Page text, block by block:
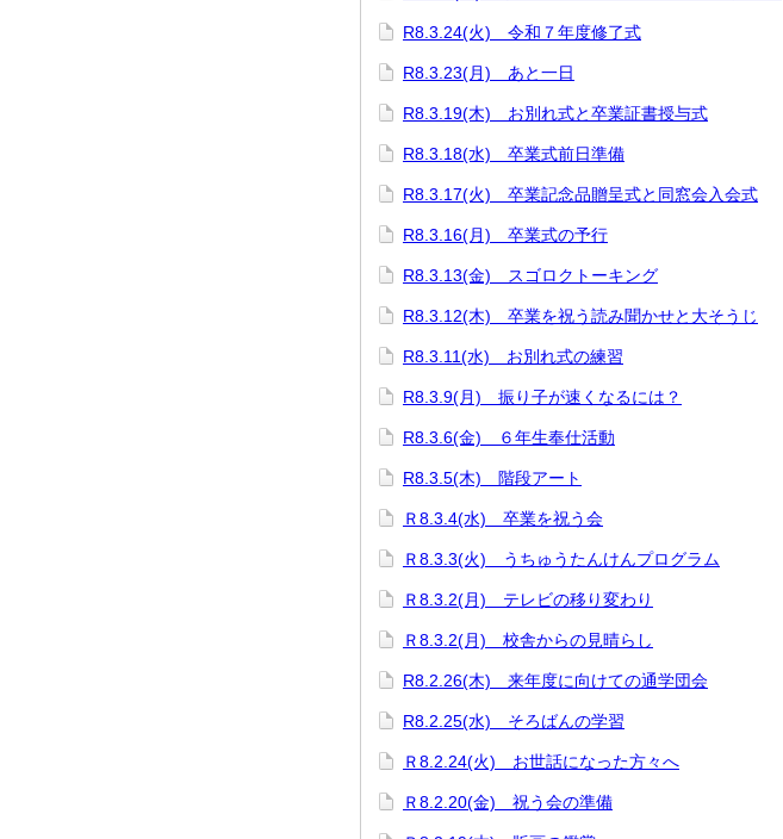
R8.3.24(火) 令和７年度修了式
R8.3.23(月) あと一日
R8.3.19(木) お別れ式と卒業証書授与式
R8.3.18(水) 卒業式前日準備
R8.3.17(火) 卒業記念品贈呈式と同窓会入会式
R8.3.16(月) 卒業式の予行
R8.3.13(金) スゴロクトーキング
R8.3.12(木) 卒業を祝う読み聞かせと大そうじ
R8.3.11(水) お別れ式の練習
R8.3.9(月) 振り子が速くなるには？
R8.3.6(金) ６年生奉仕活動
R8.3.5(木) 階段アート
Ｒ8.3.4(水) 卒業を祝う会
Ｒ8.3.3(火) うちゅうたんけんプログラム
Ｒ8.3.2(月) テレビの移り変わり
Ｒ8.3.2(月) 校舎からの見晴らし
R8.2.26(木) 来年度に向けての通学団会
R8.2.25(水) そろばんの学習
Ｒ8.2.24(火) お世話になった方々へ
Ｒ8.2.20(金) 祝う会の準備